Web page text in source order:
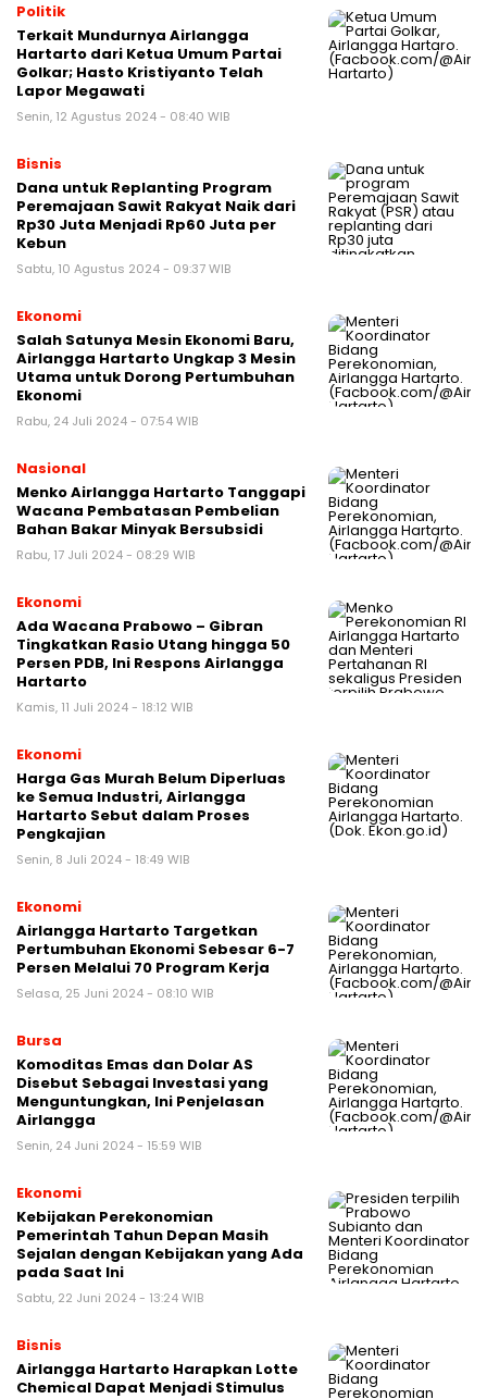
Politik
Terkait Mundurnya Airlangga
Hartarto dari Ketua Umum Partai
Golkar; Hasto Kristiyanto Telah
Lapor Megawati
Senin, 12 Agustus 2024 - 08:40 WIB
Bisnis
Dana untuk Replanting Program
Peremajaan Sawit Rakyat Naik dari
Rp30 Juta Menjadi Rp60 Juta per
Kebun
Sabtu, 10 Agustus 2024 - 09:37 WIB
Ekonomi
Salah Satunya Mesin Ekonomi Baru,
Airlangga Hartarto Ungkap 3 Mesin
Utama untuk Dorong Pertumbuhan
Ekonomi
Rabu, 24 Juli 2024 - 07:54 WIB
Nasional
Menko Airlangga Hartarto Tanggapi
Wacana Pembatasan Pembelian
Bahan Bakar Minyak Bersubsidi
Rabu, 17 Juli 2024 - 08:29 WIB
Ekonomi
Ada Wacana Prabowo – Gibran
Tingkatkan Rasio Utang hingga 50
Persen PDB, Ini Respons Airlangga
Hartarto
Kamis, 11 Juli 2024 - 18:12 WIB
Ekonomi
Harga Gas Murah Belum Diperluas
ke Semua Industri, Airlangga
Hartarto Sebut dalam Proses
Pengkajian
Senin, 8 Juli 2024 - 18:49 WIB
Ekonomi
Airlangga Hartarto Targetkan
Pertumbuhan Ekonomi Sebesar 6-7
Persen Melalui 70 Program Kerja
Selasa, 25 Juni 2024 - 08:10 WIB
Bursa
Komoditas Emas dan Dolar AS
Disebut Sebagai Investasi yang
Menguntungkan, Ini Penjelasan
Airlangga
Senin, 24 Juni 2024 - 15:59 WIB
Ekonomi
Kebijakan Perekonomian
Pemerintah Tahun Depan Masih
Sejalan dengan Kebijakan yang Ada
pada Saat Ini
Sabtu, 22 Juni 2024 - 13:24 WIB
Bisnis
Airlangga Hartarto Harapkan Lotte
Chemical Dapat Menjadi Stimulus